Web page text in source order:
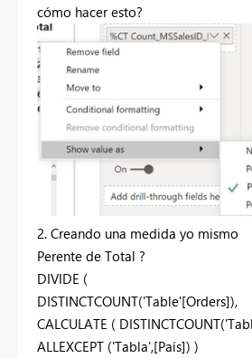
cómo hacer esto?
2. Creando una medida yo mismo
Perente de Total ?
DIVIDE (
DISTINCTCOUNT('Table'[Orders]),
CALCULATE (
ALLEXCEPT ('Tabla',[País]) )